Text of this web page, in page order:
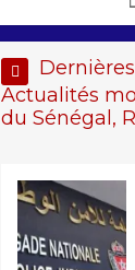
Actualités
du Sénégal,